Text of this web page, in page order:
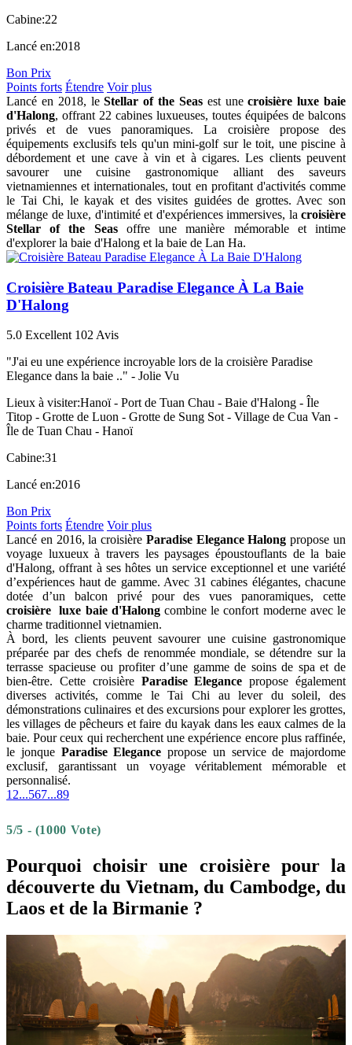
Cabine:22
Lancé en:2018
Bon Prix
Points forts Étendre Voir plus
Lancé en 2018, leStellar of the Seasest unecroisière luxe baie
d'Halong, offrant 22 cabines luxueuses, toutes équipées de balcons
privés et de vues panoramiques. La croisière propose des
équipements exclusifs tels qu'un mini-golf sur le toit, une piscine à
débordement et une cave à vin et à cigares. Les clients peuvent
savourer une cuisine gastronomique alliant des saveurs
vietnamiennes et internationales, tout en profitant d'activités comme
le Tai Chi, le kayak et des visites guidées de grottes. Avec son
mélange de luxe, d'intimité et d'expériences immersives, la croisière
Stellar of the Seasoffre une manière mémorable et intime
d'explorer la baie d'Halong et la baie de Lan Ha.
Croisière Bateau Paradise Elegance À La Baie
D'Halong
5.0 Excellent 102 Avis
"J'ai eu une expérience incroyable lors de la croisière Paradise
Elegance dans la baie .." - Jolie Vu
Lieux à visiter:Hanoï - Port de Tuan Chau - Baie d'Halong - Île
Titop - Grotte de Luon - Grotte de Sung Sot - Village de Cua Van -
Île de Tuan Chau - Hanoï
Cabine:31
Lancé en:2016
Bon Prix
Points forts Étendre Voir plus
Lancé en 2016, la croisière Paradise Elegance Halong propose un
voyage luxueux à travers les paysages époustouflants de la baie
d'Halong, offrant à ses hôtes un service exceptionnel et une variété
d’expériences haut de gamme. Avec 31 cabines élégantes, chacune
dotée d’un balcon privé pour des vues panoramiques, cette
croisière luxe baie d'Halongcombine le confort moderne avec le
charme traditionnel vietnamien.
À bord, les clients peuvent savourer une cuisine gastronomique
préparée par des chefs de renommée mondiale, se détendre sur la
terrasse spacieuse ou profiter d’une gamme de soins de spa et de
bien-être. Cette croisièreParadise Elegance propose également
diverses activités, comme le Tai Chi au lever du soleil, des
démonstrations culinaires et des excursions pour explorer les grottes,
les villages de pêcheurs et faire du kayak dans les eaux calmes de la
baie. Pour ceux qui recherchent une expérience encore plus raffinée,
le jonque Paradise Elegance propose un service de majordome
exclusif, garantissant un voyage véritablement mémorable et
personnalisé.
1 2...567...89
5/5 - (1000 Vote)
Pourquoi choisir une croisière pour la
découverte du Vietnam, du Cambodge, du
Laos et de la Birmanie ?